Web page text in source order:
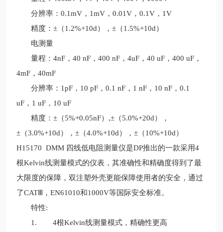
分辨率：0.1mV，1mV，0.01V，0.1V，1V
精度：±（1.2%+10d），±（1.5%+10d）
电测量
量程：4nF，40 nF，400 nF，4uF，40 uF，400 uF，
4mF，40mF
分辨率：1pF，10 pF，0.1 nF，1 nF，10 nF，0.1
uF，1 uF，10 uF
精度：±（5%+0.05nF）,±（5.0%+20d），
±（3.0%+10d），±（4.0%+10d），±（10%+10d）
H15170 DMM 四线低电阻测量仪是DP推出的一款采用4
根Kelvin线测量模式的仪表，其准确性和精确度得到了最
大限度的保障，双注塑外壳更能保障使用者的安全，通过
了CATⅢ，EN61010和1000V等国际安全标准。
特性:
1. 4根Kelvin线测量模式，精确性更高